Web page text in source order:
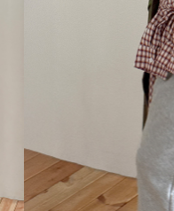
베스트
MADE